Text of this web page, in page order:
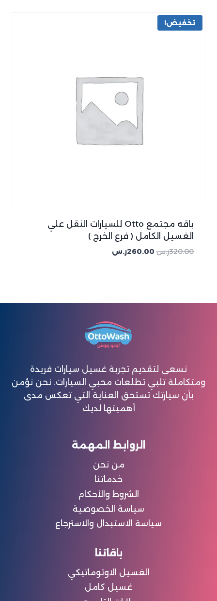
تخفيض!
باقه مجتمع Otto للسيارات النقل علي
الغسيل الكامل ( فرع الخرج )
320.00ر.س 260.00ر.س
نسعى لتقديم تجربة غسيل سيارات فريدة
ومتكاملة تلبي تطلعات محبي السيارات. نحن نؤمن
بأن سيارتك تستحق العناية التي تعكس مدى
أهميتها لديك
الروابط المهمة
من نحن
خدماتنا
الشروط والأحكام
سياسة الخصوصية
سياسة الاستبدال والاسترجاع
باقاتنا
الغسيل الاوتوماتيكي
غسيل كامل